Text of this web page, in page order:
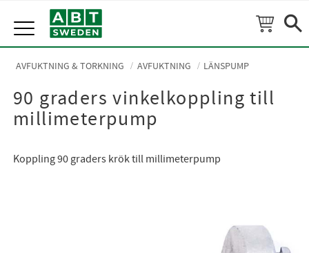
Meny
AVFUKTNING & TORKNING AVFUKTNING LÄNSPUMP
90 graders vinkelkoppling till
millimeterpump
Koppling 90 graders krök till millimeterpump